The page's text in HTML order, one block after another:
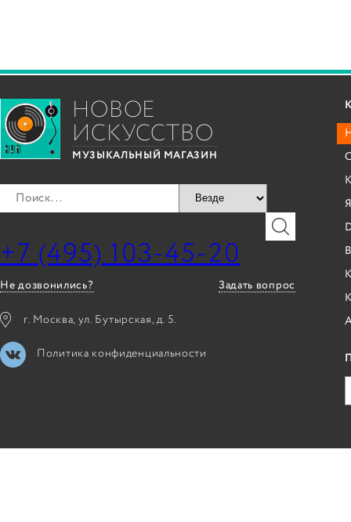
НОВОЕ
ИСКУССТВО
МУЗЫКАЛЬНЫЙ МАГАЗИН
+7 (495) 103-45-20
Не дозвонились? Задать вопрос
г. Москва, ул. Бутырская, д. 5.
Политика конфиденциальности